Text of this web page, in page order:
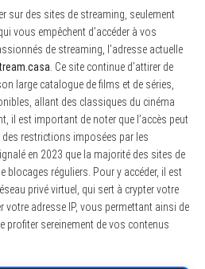
sur des sites de streaming, seulement
vous empêchent d’accéder à vos
de streaming, l’adresse actuelle
. Ce site continue d’attirer de
large catalogue de films et de séries,
allant des classiques du cinéma
il est important de noter que l’accès peut
des restrictions imposées par les
en 2023 que la majorité des sites de
blocages réguliers. Pour y accéder, il est
privé virtuel, qui sert à crypter votre
votre adresse IP, vous permettant ainsi de
profiter sereinement de vos contenus